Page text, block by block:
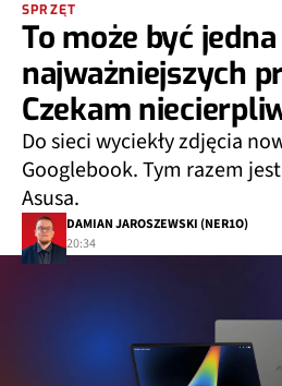
SPRZĘT
To może być
najważniejszych
Czekam
Do sieci wyciekły zdjęcia
Googlebook. Tym razem
Asusa.
DAMIAN JAROSZEWSKI (NER1O)
20:34